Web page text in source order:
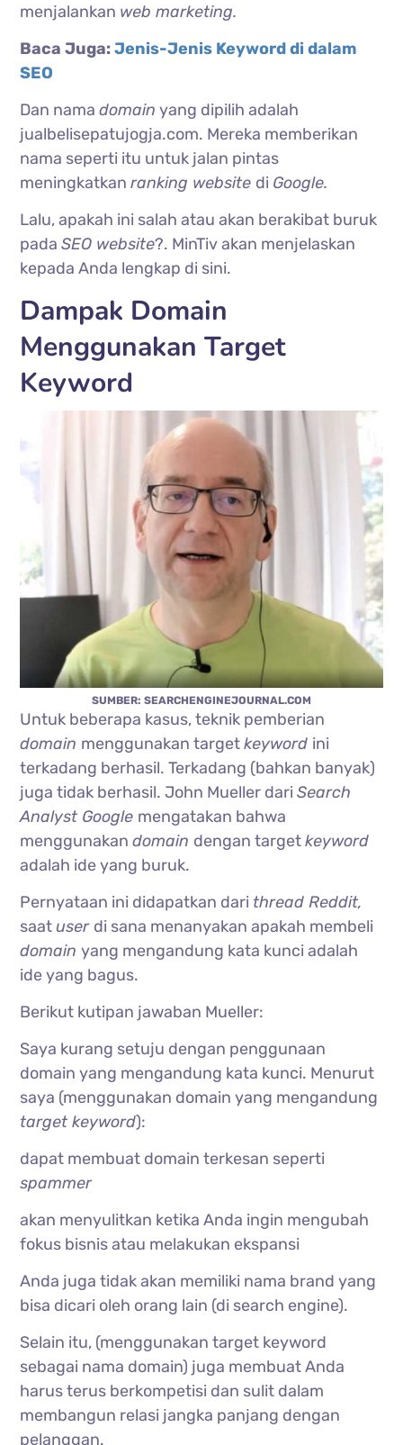
menjalankan web marketing.
Baca Juga:Jenis-Jenis Keyword di dalam
SEO
Dan namadomain yang dipilih adalah
jualbelisepatujogja.com. Mereka memberikan
nama seperti itu untuk jalan pintas
meningkatkanranking website di Google.
Lalu, apakah ini salah atau akan berakibat buruk
padaSEO website?. MinTiv akan menjelaskan
kepada Anda lengkap di sini.
Dampak Domain
Menggunakan Target
Keyword
SUMBER: SEARCHENGINEJOURNAL.COM
Untuk beberapa kasus, teknik pemberian
domain menggunakan targetkeyword ini
terkadang berhasil. Terkadang (bahkan banyak)
juga tidak berhasil. John Mueller dariSearch
Analyst Google mengatakan bahwa
menggunakandomain dengan targetkeyword
adalah ide yang buruk.
Pernyataan ini didapatkan dari thread Reddit,
saatuser di sana menanyakan apakah membeli
domainyang mengandung kata kunci adalah
ide yang bagus.
Berikut kutipan jawaban Mueller:
Saya kurang setuju dengan penggunaan
domain yang mengandung kata kunci. Menurut
saya (menggunakan domain yang mengandung
target keyword):
dapat membuat domain terkesan seperti
spammer
akan menyulitkan ketika Anda ingin mengubah
fokus bisnis atau melakukan ekspansi
Anda juga tidak akan memiliki nama brand yang
bisa dicari oleh orang lain (di search engine).
Selain itu, (menggunakan target keyword
sebagai nama domain) juga membuat Anda
harus terus berkompetisi dan sulit dalam
membangun relasi jangka panjang dengan
pelanggan.